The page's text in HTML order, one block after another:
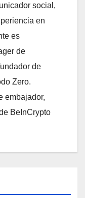
social,
en
es
de
de
Zero.
embajador,
BeInCrypto